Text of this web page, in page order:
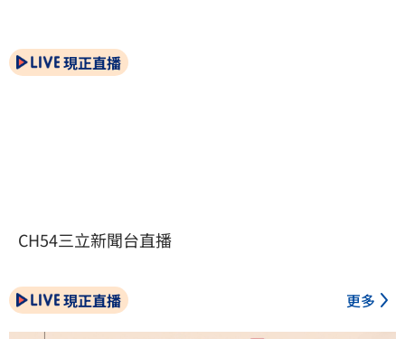
現正直播
CH54三立新聞台直播
現正直播 更多